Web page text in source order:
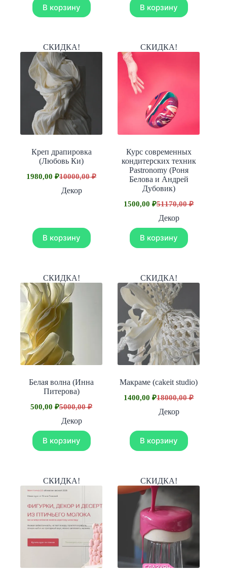
1500,00 ₽.
В корзину 7490,00 ₽.
В корзину
СКИДКА!
Креп драпировка
(Любовь Ки)
10000,00₽
Первоначальная
цена
составляла
1980,00₽Текущая
цена:
Декор
В корзину
СКИДКА!
Курс современных
кондитерских техник
Pastronomy (Роня
Белова и Андрей
Дубовик)
51170,00₽
Первоначальная
цена
составляла
51170,00 ₽.
1500,00₽Текущая
цена:
1500,00 ₽.
Декор
В корзину
СКИДКА!
Белая волна (Инна
Питерова)
5000,00₽
Первоначальная
цена
составляла
5000,00 ₽.
500,00₽Текущая
цена:
500,00 ₽.
Декор
В корзину
СКИДКА!
Макраме (cakeit studio)
18000,00₽
Первоначальная
цена
составляла
18000,00 ₽.
1400,00₽Текущая
цена:
Декор
В корзину
СКИДКА! СКИДКА!